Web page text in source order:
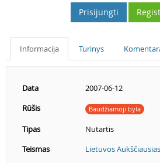
Prisijungti
Informacija Turinys
Data
2007-06-12
Rūšis
Baudžiamoji byla
Tipas
Nutartis
Teismas
Lietuvos